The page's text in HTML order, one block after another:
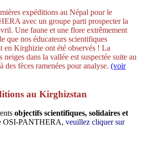
expéditions au Népal pour le
avec un groupe parti prospecter la
Une faune et une flore extrêmement
que nos éducateurs scientifiques
en Kirghizie ont été observés ! La
neiges dans la vallée est suspectée suite au
des fèces ramenées pour analyse. (voir
au Kirghizstan
objectifs scientifiques, solidaires et
OSI-PANTHERA, veuillez cliquer sur